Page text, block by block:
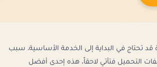
تحتاج في البداية إلى الخدمة الأساسية، سبب
التحميل فتأتي لاحقاً. هذه إحدى أفضل